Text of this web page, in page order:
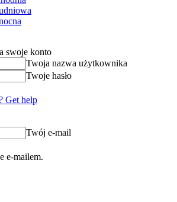
swoje konto
Twoja nazwa użytkownika
Twoje hasło
Get help
Twój e-mail
e-mailem.